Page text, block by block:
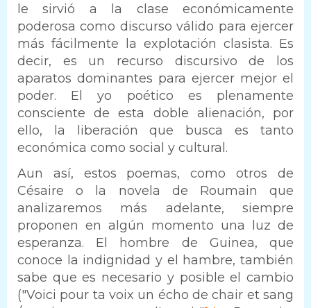
le sirvió a la clase económicamente
poderosa como discurso válido para ejercer
más fácilmente la explotación clasista. Es
decir, es un recurso discursivo de los
aparatos dominantes para ejercer mejor el
poder. El yo poético es plenamente
consciente de esta doble alienación, por
ello, la liberación que busca es tanto
económica como social y cultural.
Aun así, estos poemas, como otros de
Césaire o la novela de Roumain que
analizaremos más adelante, siempre
proponen en algún momento una luz de
esperanza. El hombre de Guinea, que
conoce la indignidad y el hambre, también
sabe que es necesario y posible el cambio
("Voici pour ta voix un écho de chair et sang